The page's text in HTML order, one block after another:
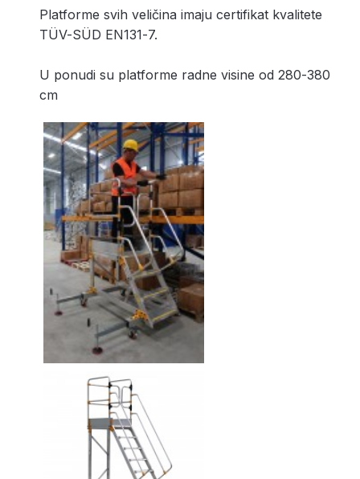
Platforme svih veličina imaju certifikat kvalitete
TÜV-SÜD EN131-7.
U ponudi su platforme radne visine od 280-380
cm